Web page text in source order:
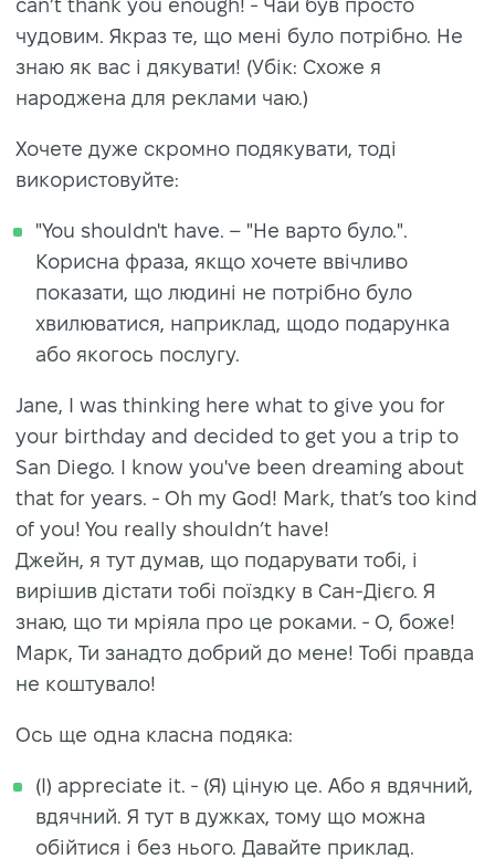
can’t thank you enough! - Чай був просто
чудовим. Якраз те, що мені було потрібно. Не
знаю як вас і дякувати! (Убік: Схоже я
народжена для реклами чаю.)
Хочете дуже скромно подякувати, тоді
використовуйте:
"You shouldn't have. – "Не варто було.".
Корисна фраза, якщо хочете ввічливо
показати, що людині не потрібно було
хвилюватися, наприклад, щодо подарунка
або якогось послугу.
Jane, I was thinking here what to give you for
your birthday and decided to get you a trip to
San Diego. I know you've been dreaming about
that for years. - Oh my God! Mark, that’s too kind
of you! You really shouldn’t have!
Джейн, я тут думав, що подарувати тобі, і
вирішив дістати тобі поїздку в Сан-Дієго. Я
знаю, що ти мріяла про це роками. - О, боже!
Марк, Ти занадто добрий до мене! Тобі правда
не коштувало!
Ось ще одна класна подяка:
(I) appreciate it. - (Я) ціную це. Або я вдячний,
вдячний. Я тут в дужках, тому що можна
обійтися і без нього. Давайте приклад.